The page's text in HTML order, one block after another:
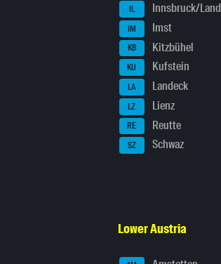
IL Innsbruck/Land
IM Imst
KB Kitzbühel
KU Kufstein
LA Landeck
LZ Lienz
RE Reutte
SZ Schwaz
Lower Austria